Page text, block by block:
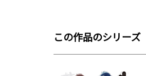
この作品のシリーズ